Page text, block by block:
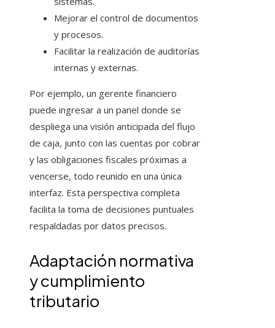
Mejorar el control de documentos
y procesos.
Facilitar la realización de auditorías
internas y externas.
Por ejemplo, un gerente financiero
puede ingresar a un panel donde se
despliega una visión anticipada del flujo
de caja, junto con las cuentas por cobrar
y las obligaciones fiscales próximas a
vencerse, todo reunido en una única
interfaz. Esta perspectiva completa
facilita la toma de decisiones puntuales
respaldadas por datos precisos.
Adaptación normativa
y cumplimiento
tributario